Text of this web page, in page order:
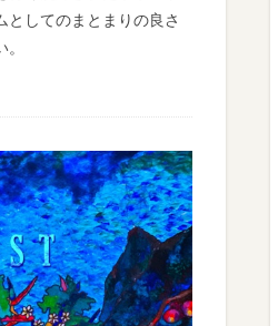
としてのまとまりの良さ